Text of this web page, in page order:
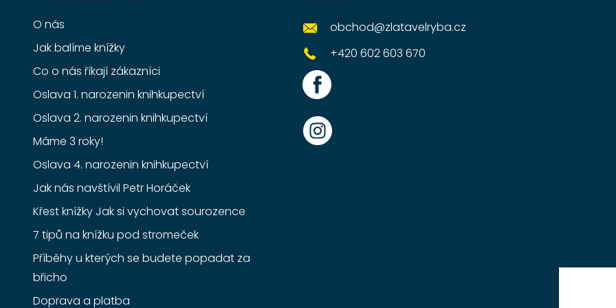
O nás
Jak balíme knížky
Co o nás říkají zákazníci
Oslava 1. narozenin knihkupectví
Oslava 2. narozenin knihkupectví
Máme 3 roky!
Oslava 4. narozenin knihkupectví
Jak nás navštívil Petr Horáček
Křest knížky Jak si vychovat sourozence
7 tipů na knížku pod stromeček
Příběhy u kterých se budete popadat za
břicho
Doprava a platba
obchod@zlatavelryba.cz
+420 602 603 670